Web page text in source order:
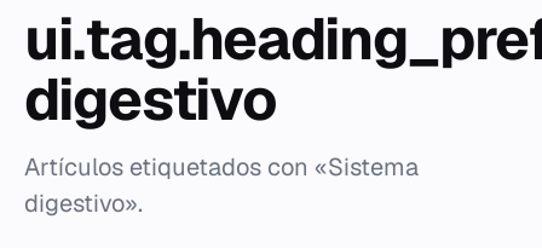
digestivo
Artículos etiquetados con «Sistema
digestivo».